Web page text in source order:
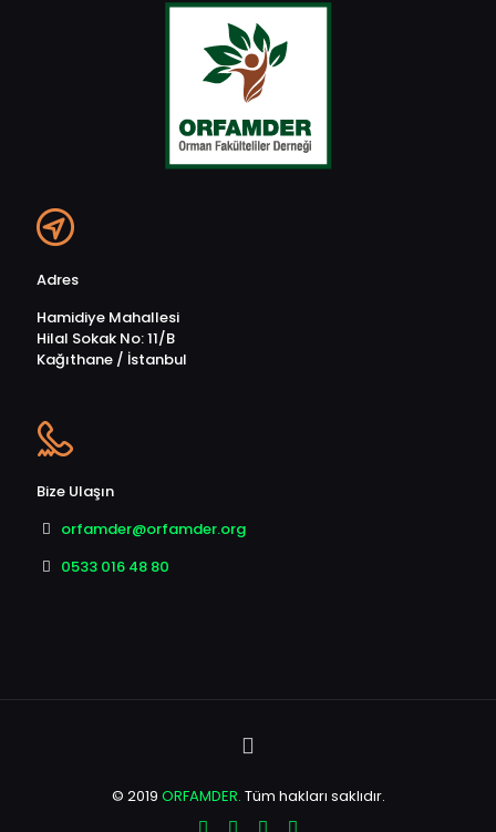
Adres
Hamidiye Mahallesi
Hilal Sokak No: 11/B
Kağıthane / İstanbul
Bize Ulaşın
orfamder@orfamder.org
0533 016 48 80
© 2019 ORFAMDER. Tüm hakları saklıdır.